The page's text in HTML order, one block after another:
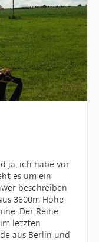
ja, ich habe vor
es um ein
beschreiben
3600m Höhe
Der Reihe
letzten
aus Berlin und